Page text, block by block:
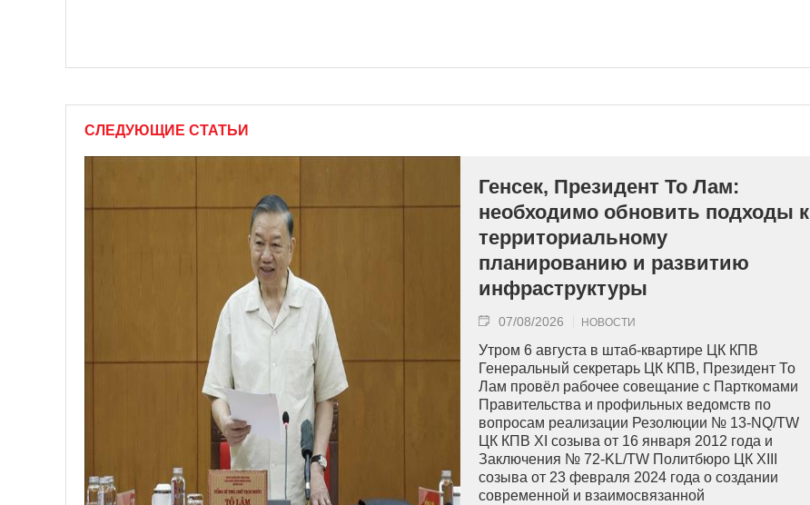
СЛЕДУЮЩИЕ СТАТЬИ
Генсек, Президент То Лам:
необходимо обновить подходы к
территориальному
планированию и развитию
инфраструктуры
07/08/2026 НОВОСТИ
Утром 6 августа в штаб-квартире ЦК КПВ
Генеральный секретарь ЦК КПВ, Президент То
Лам провёл рабочее совещание с Парткомами
Правительства и профильных ведомств по
вопросам реализации Резолюции № 13-NQ/TW
ЦК КПВ XI созыва от 16 января 2012 года и
Заключения № 72-KL/TW Политбюро ЦК XIII
созыва от 23 февраля 2024 года о создании
современной и взаимосвязанной